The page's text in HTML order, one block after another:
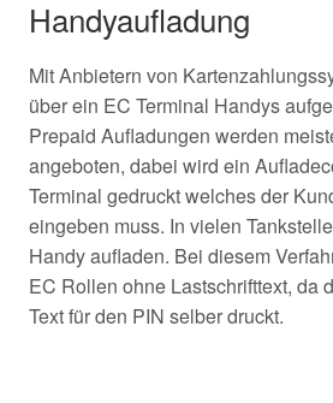
Handyaufladung
Mit Anbietern von
über ein EC Terminal Handys
Prepaid Aufladungen werden
angeboten, dabei wird ein
Terminal gedruckt welches der
eingeben muss. In vielen
Handy aufladen. Bei diesem
EC Rollen ohne Lastschrifttext, da
Text für den PIN selber druckt.